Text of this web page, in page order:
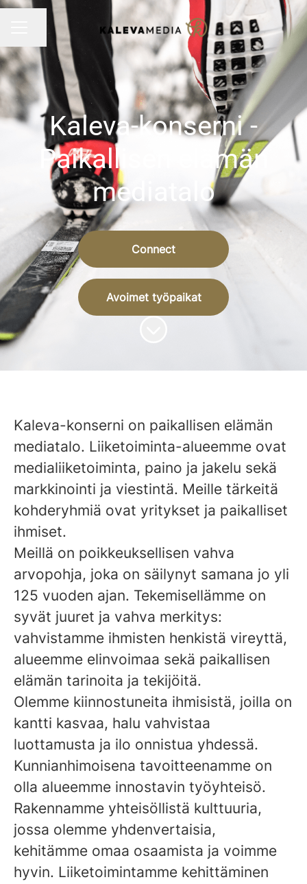
URAVALIKKO
Jaa sivu
Kaleva-konserni -
Paikallisen elämän
mediatalo
Connect
Avoimet työpaikat
Kaleva-konserni on paikallisen elämän
mediatalo. Liiketoiminta-alueemme ovat
medialiiketoiminta, paino ja jakelu sekä
markkinointi ja viestintä. Meille tärkeitä
kohderyhmiä ovat yritykset ja paikalliset
ihmiset.
Meillä on poikkeuksellisen vahva
arvopohja, joka on säilynyt samana jo yli
125 vuoden ajan. Tekemisellämme on
syvät juuret ja vahva merkitys:
vahvistamme ihmisten henkistä vireyttä,
alueemme elinvoimaa sekä paikallisen
elämän tarinoita ja tekijöitä.
Olemme kiinnostuneita ihmisistä, joilla on
kantti kasvaa, halu vahvistaa
luottamusta ja ilo onnistua yhdessä.
Kunnianhimoisena tavoitteenamme on
olla alueemme innostavin työyhteisö.
Rakennamme yhteisöllistä kulttuuria,
jossa olemme yhdenvertaisia,
kehitämme omaa osaamista ja voimme
hyvin. Liiketoimintamme kehittäminen